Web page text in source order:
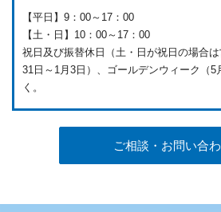
【平日】9：00～17：00
【土・日】10：00～17：00
祝日及び振替休日（土・日が祝日の場合
31日～1月3日）、ゴールデンウィーク（5
く。
ご相談・お問い合